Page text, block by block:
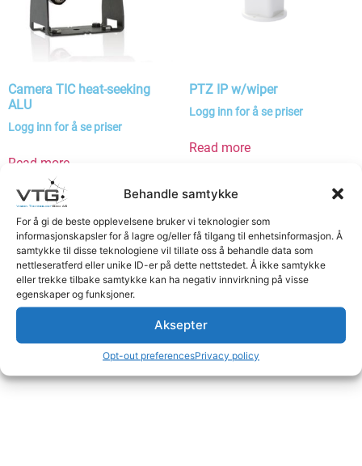
Behandle samtykke
For å gi de beste opplevelsene bruker vi teknologier som
informasjonskapsler for å lagre og/eller få tilgang til enhetsinformasjon. Å
samtykke til disse teknologiene vil tillate oss å behandle data som
nettleseratferd eller unike ID-er på dette nettstedet. Å ikke samtykke
eller trekke tilbake samtykke kan ha negativ innvirkning på visse
egenskaper og funksjoner.
Aksepter
Opt-out preferencesPrivacy policy
Camera TIC heat-seeking
ALU
Logg inn for å se priser
Read more
PTZ IP w/wiper
Logg inn for å se priser
Read more